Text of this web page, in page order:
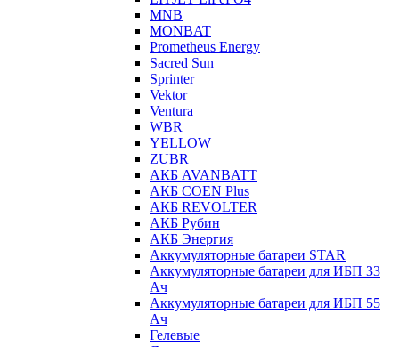
MNB
MONBAT
Prometheus Energy
Sacred Sun
Sprinter
Vektor
Ventura
WBR
YELLOW
ZUBR
АКБ AVANBATT
АКБ COEN Plus
АКБ REVOLTER
АКБ Рубин
АКБ Энергия
Аккумуляторные батареи STAR
Аккумуляторные батареи для ИБП 33
Ач
Аккумуляторные батареи для ИБП 55
Ач
Гелевые